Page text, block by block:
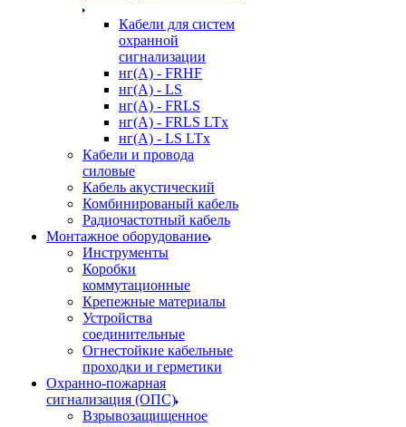
Кабели для систем
охранной
сигнализации
нг(A) - FRHF
нг(A) - LS
нг(А) - FRLS
нг(А) - FRLS LTx
нг(А) - LS LTx
Кабели и провода
силовые
Кабель акустический
Комбинированый кабель
Радиочастотный кабель
Монтажное оборудование
Инструменты
Коробки
коммутационные
Крепежные материалы
Устройства
соединительные
Огнестойкие кабельные
проходки и герметики
Охранно-пожарная
сигнализация (ОПС)
Взрывозащищенное